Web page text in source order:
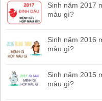
Sinh năm 2017
màu gì?
Sinh năm 2016
màu gì?
Sinh năm 2015
màu gì?